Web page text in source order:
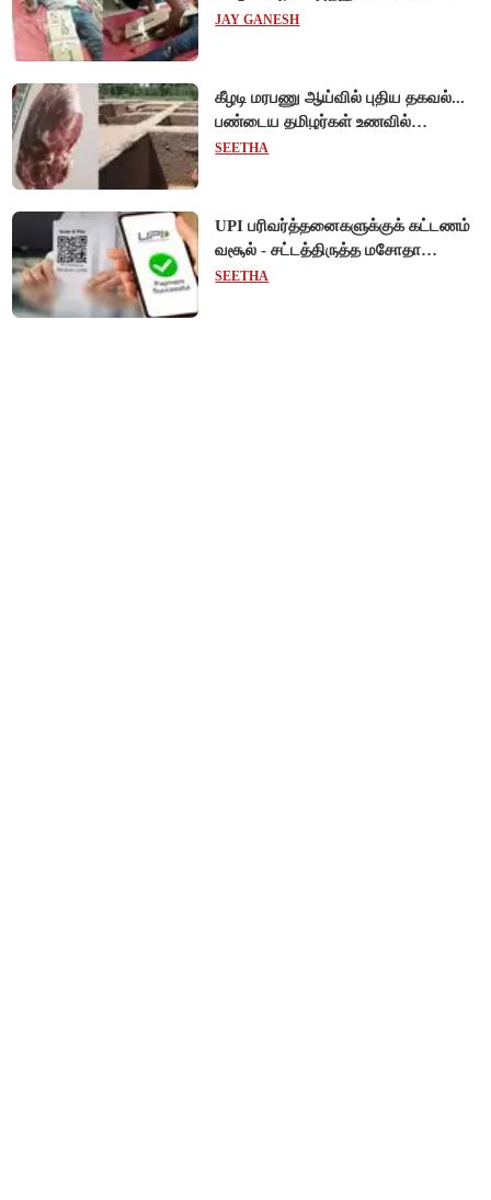
விநோத சிகிச்சை... அதிர்ச்சி வீடியோ!
JAY GANESH
கீழடி மரபணு ஆய்வில் புதிய தகவல்...
பண்டைய தமிழர்கள் உணவில்
அதிகளவு இறைச்சி பயன்பாடு!
SEETHA
UPI பரிவர்த்தனைகளுக்குக் கட்டணம்
வசூல் - சட்டத்திருத்த மசோதா
நிறைவேற்றம்!
SEETHA